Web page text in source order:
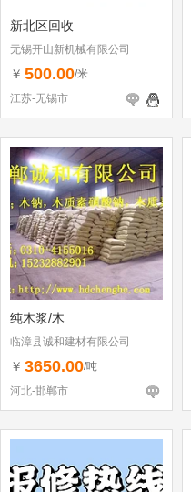
新北区回收
无锡开山新机械有限公司
￥ 500.00/米
江苏-无锡市
纯木浆/木
临漳县诚和建材有限公司
￥ 3650.00/吨
河北-邯郸市